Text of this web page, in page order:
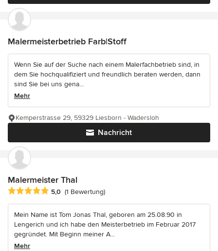
Malermeisterbetrieb Farb|Stoff
Wenn Sie auf der Suche nach einem Malerfachbetrieb sind, in
dem Sie hochqualifiziert und freundlich beraten werden, dann
sind Sie bei uns gena...
Mehr
Nachricht
Kemperstrasse 29, 59329 Liesborn - Wadersloh
Malermeister Thal
Durchschnittliche Bewertung: 5 von 5 Sternen
5,0 (1 Bewertung)
Mein Name ist Tom Jonas Thal, geboren am 25.08.90 in
Lengerich und ich habe den Meisterbetrieb im Februar 2017
gegründet. Mit Beginn meiner A...
Mehr